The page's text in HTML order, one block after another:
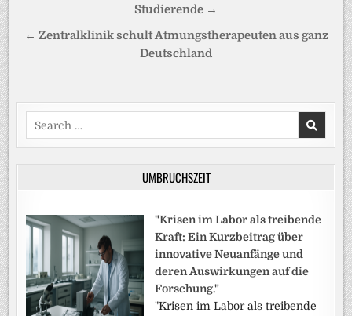
Studierende →
← Zentralklinik schult Atmungstherapeuten aus ganz
Deutschland
Search
for:
UMBRUCHSZEIT
"Krisen im Labor als treibende
Kraft: Ein Kurzbeitrag über
innovative Neuanfänge und
deren Auswirkungen auf die
Forschung."
"Krisen im Labor als treibende